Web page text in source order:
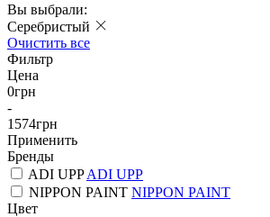
Вы выбрали:
Серебристый
Очистить все
Фильтр
Цена
0грн
-
1574грн
Применить
Бренды
ADI UPPADI UPP
NIPPON PAINT NIPPON PAINT
Цвет